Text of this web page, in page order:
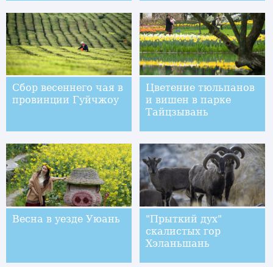
Сбор весеннего чая в
провинции Гуйчжоу
Цветение тюльпанов
и вишен в парке
Тайцзывань
Весна в уезде Уюань
"Прыткий дух"
скалистых гор
Хэланьшань